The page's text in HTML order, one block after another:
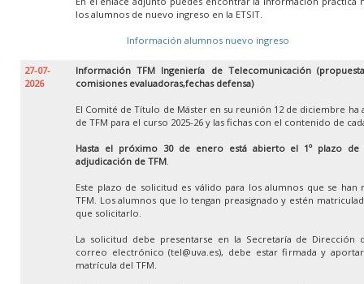
los alumnos de nuevo ingreso en la ETSIT.
Información alumnos nuevo ingreso
27-07-
2026
Información TFM Ingeniería de Telecomunicación
comisiones evaluadoras,fechas defensa)
El Comité de Título de Máster en su reunión 12 de diciembre
de TFM para el curso 2025-26 y las fichas con el contenido de
Hasta el próximo 30 de enero está abierto el 1º plazo
adjudicación de TFM.
Este plazo de solicitud es válido para los alumnos que se han
TFM. Los alumnos que lo tengan preasignado y estén
que solicitarlo.
La solicitud debe presentarse en la Secretaría de Dirección
correo electrónico (tel@uva.es), debe estar firmada y
matrícula del TFM.